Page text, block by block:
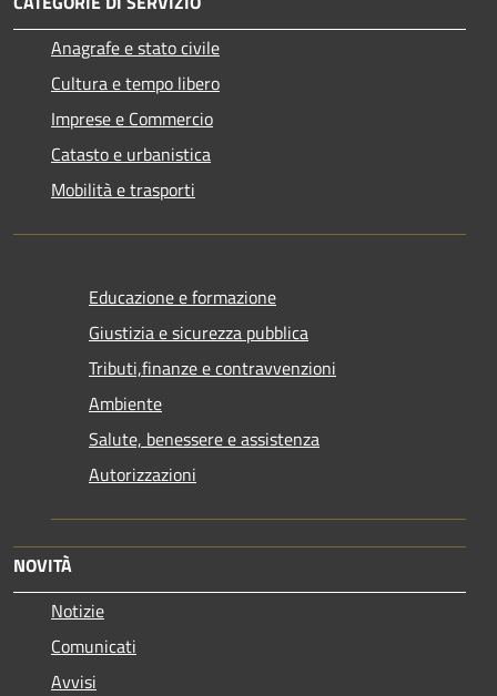
Anagrafe e stato civile
Cultura e tempo libero
Imprese e Commercio
Catasto e urbanistica
Mobilità e trasporti
Educazione e formazione
Giustizia e sicurezza pubblica
Tributi,finanze e contravvenzioni
Ambiente
Salute, benessere e assistenza
Autorizzazioni
NOVITÀ
Notizie
Comunicati
Avvisi